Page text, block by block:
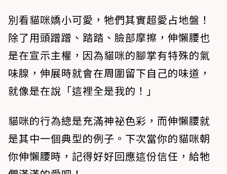
別看貓咪嬌小可愛，牠們其實超愛占地盤！
除了用頭蹭蹭、踏踏、臉部摩擦，伸懶腰也
是在宣示主權，因為貓咪的腳掌有特殊的氣
味腺，伸展時就會在周圍留下自己的味道，
就像是在說「這裡全是我的！」
貓咪的行為總是充滿神祕色彩，而伸懶腰就
是其中一個典型的例子。下次當你的貓咪朝
你伸懶腰時，記得好好回應這份信任，給牠